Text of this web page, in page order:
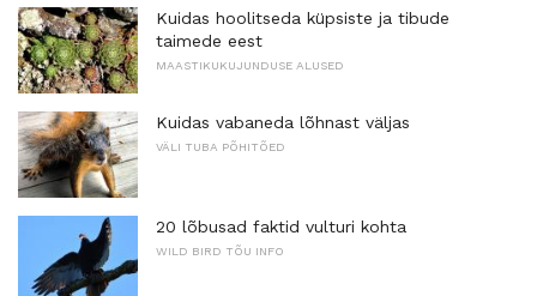
Kuidas hoolitseda küpsiste ja tibude
taimede eest
MAASTIKUKUJUNDUSE ALUSED
Kuidas vabaneda lõhnast väljas
VÄLI TUBA PÕHITÕED
20 lõbusad faktid vulturi kohta
WILD BIRD TÕU INFO